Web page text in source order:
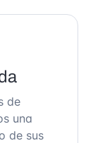
de
una
de sus